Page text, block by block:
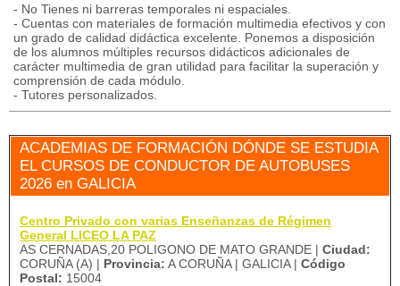
- No Tienes ni barreras temporales ni espaciales.
- Cuentas con materiales de formación multimedia efectivos y con
un grado de calidad didáctica excelente. Ponemos a disposición
de los alumnos múltiples recursos didácticos adicionales de
carácter multimedia de gran utilidad para facilitar la superación y
comprensión de cada módulo.
- Tutores personalizados.
ACADEMIAS DE FORMACIÓN DÓNDE SE ESTUDIA
EL CURSOS DE CONDUCTOR DE AUTOBUSES
2026 en GALICIA
Centro Privado con varias Enseñanzas de Régimen
General LICEO LA PAZ
AS CERNADAS,20 POLIGONO DE MATO GRANDE | Ciudad:
CORUÑA (A) | Provincia: A CORUÑA | GALICIA | Código
Postal: 15004